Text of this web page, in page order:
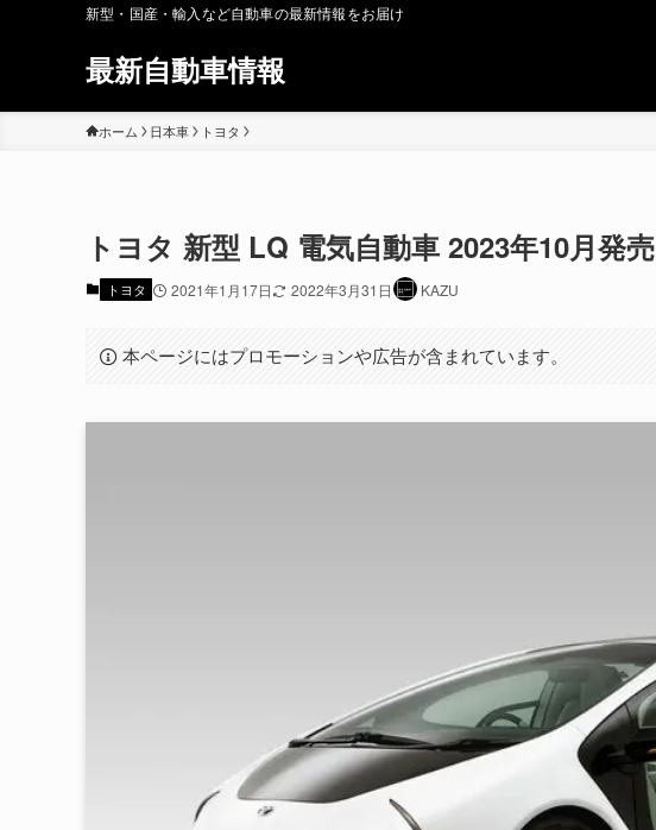
新型・国産・輸入など自動車の最新情報をお届け
最新自動車情報
ホーム 日本車 トヨタ
トヨタ 新型 LQ 電気自動車 2023年10月発売
トヨタ 2021年1月17日 2022年3月31日 KAZU
本ページにはプロモーションや広告が含まれています。